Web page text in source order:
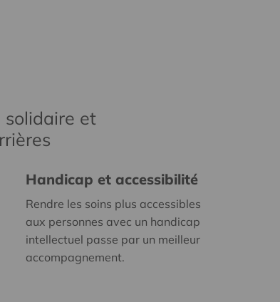
solidaire et
Handicap et accessibilité
Rendre les soins plus accessibles
aux personnes avec un handicap
intellectuel passe par un meilleur
accompagnement.